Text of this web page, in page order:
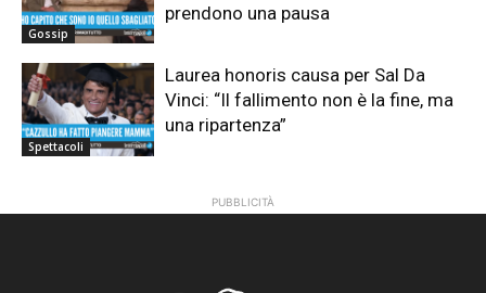
Gossip
prendono una pausa
Spettacoli
Laurea honoris causa per Sal Da
Vinci: “Il fallimento non è la fine, ma
una ripartenza”
PUBBLICITÀ